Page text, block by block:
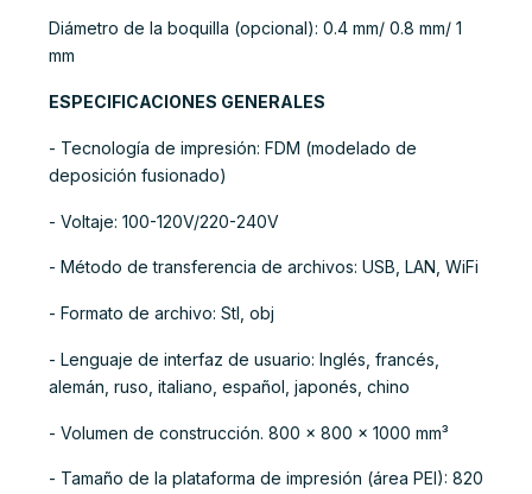
Diámetro de la boquilla (opcional): 0.4 mm/ 0.8 mm/ 1
mm
ESPECIFICACIONES GENERALES
- Tecnología de impresión: FDM (modelado de
deposición fusionado)
- Voltaje: 100-120V/220-240V
- Método de transferencia de archivos: USB, LAN, WiFi
- Formato de archivo: Stl, obj
- Lenguaje de interfaz de usuario: Inglés, francés,
alemán, ruso, italiano, español, japonés, chino
- Volumen de construcción. 800 x 800 x 1000 mm³
- Tamaño de la plataforma de impresión (área PEI): 820